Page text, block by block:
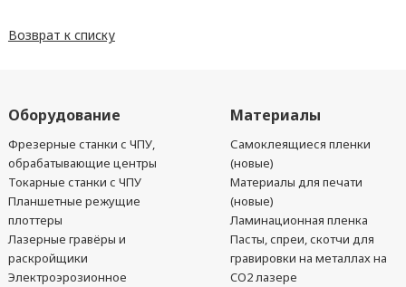
Возврат к списку
Оборудование
Фрезерные станки с ЧПУ,
обрабатывающие центры
Токарные станки с ЧПУ
Планшетные режущие
плоттеры
Лазерные гравёры и
раскройщики
Электроэрозионное
Материалы
Самоклеящиеся пленки
(новые)
Материалы для печати
(новые)
Ламинационная пленка
Пасты, спреи, скотчи для
гравировки на металлах на
CO2 лазере